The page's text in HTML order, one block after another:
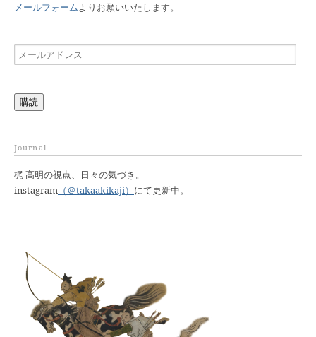
メールフォームよりお願いいたします。
メ
ー
ア
ス
購読
Journal
梶 高明の視点、日々の気づき。
instagram （＠takaakikaji） にて更新中。